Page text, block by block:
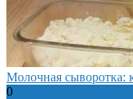
Молочная сыворотка:
0